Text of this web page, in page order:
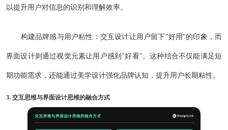
以提升用户对信息的识别和理解效率。
构建品牌感与用户粘性：交互设计让用户留下"好用"的印象，而
界面设计则通过视觉元素让用户感到"好看"。这种结合不仅能满足短
期功能需求，还能通过美学设计强化品牌认知，提升用户长期粘性。
3. 交互思维与界面设计思维的融合方式